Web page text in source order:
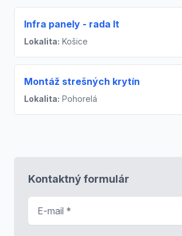
Infra panely - rada It
Lokalita: Košice
Montáž strešných krytín
Lokalita: Pohorelá
Kontaktný formulár